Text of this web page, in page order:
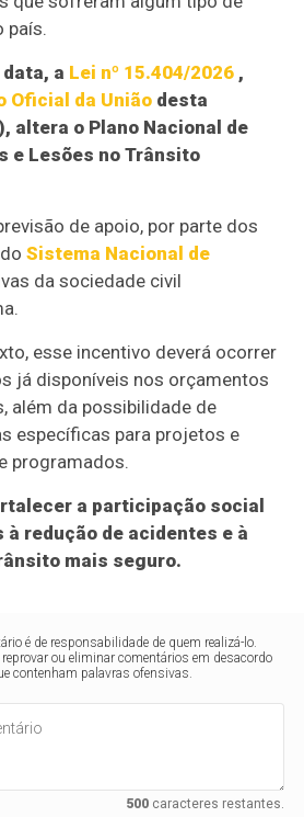
país.
a Lei nº 15.404/2026 ,
Oficial da União desta
altera o Plano Nacional de
e Lesões no Trânsito
de apoio, por parte dos
doSistema Nacional de
da sociedade civil
esse incentivo deverá ocorrer
já disponíveis nos orçamentos
além da possibilidade de
específicas para projetos e
programados.
a participação social
à redução de acidentes e à
mais seguro.
é de responsabilidade de quem realizá-lo.
ou eliminar comentários em desacordo
contenham palavras ofensivas.
500caracteres restantes.